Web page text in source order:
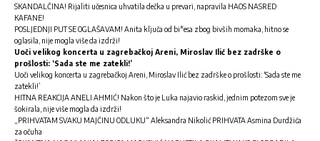
SKANDALČINA! Rijaliti učesnica uhvatila dečka u prevari, napravila HAOS NASRED
KAFANE!
POSLJEDNJI PUT SE OGLAŠAVAM! Anita ključa od bi*esa zbog bivših momaka, hitno se
oglasila, nije mogla više da izdrži!
Uoči velikog koncerta u zagrebačkoj Areni, Miroslav Ilić bez zadrške o
prošlosti: ‘Sada ste me zatekli!’
Uoči velikog koncerta u zagrebačkoj Areni, Miroslav Ilić bez zadrške o prošlosti: ‘Sada ste me
zatekli!’
HITNA REAKCIJA ANELI AHMIĆ! Nakon što je Luka najavio raskid, jednim potezom sve je
šokirala, nije više mogla da izdrži!
„PRIHVATAM SVAKU MAJČINU ODLUKU“ Aleksandra Nikolić PRIHVATA Asmina Durdžića
za očuha